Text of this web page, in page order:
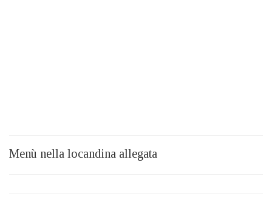
Menù nella locandina allegata